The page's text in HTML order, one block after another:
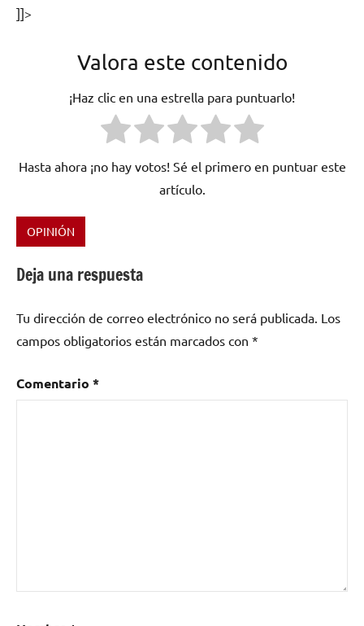
]]>
Valora este contenido
¡Haz clic en una estrella para puntuarlo!
Hasta ahora ¡no hay votos! Sé el primero en puntuar este
artículo.
Etiquetado
A
in
the
El
Rain,
OPINIÓN
Deja una respuesta
Tu dirección de correo electrónico no será publicada. Los
campos obligatorios están marcados con *
Comentario *